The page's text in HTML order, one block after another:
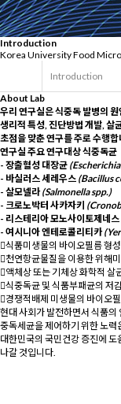
Introduction
Korea UniversityFood
Introduction
About Lab
우리 연구실은식중독 발병의
생리적 특성, 진단방법 개발, 살
초점을 맞춘 연구를 주로 수행
연구실 주요 연구대상 식중독균
- 장출혈성 대장균
- 바실러스 세레우스 (Bacillus
- 살모넬라(Salmonella spp.)
- 크로노박터 사카자키
- 리스테리아 모노사이토제네스
- 여시니아 엔테로콜리티카
식품미생물의 바이오필름 형
천연항균물질을 이용한 위해
액체상 또는 기체상 화학적 살
식중독균 및 식품부패균의 저
경쟁적배제 미생물의 바이오
현대 사회가 발전하면서 식품의
중독세균을 제어하기 위한 노
대한민국의 국민건강 증진에
나갈 것입니다.